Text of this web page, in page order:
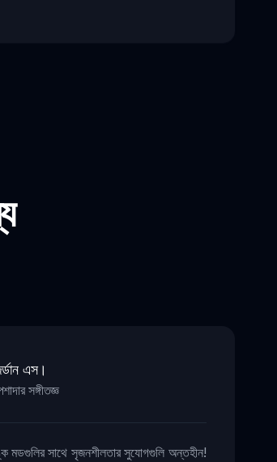
এস।
সঙ্গীতজ্ঞ
মডগুলির সাথে সৃজনশীলতার সুযোগগুলি অন্তহীন!